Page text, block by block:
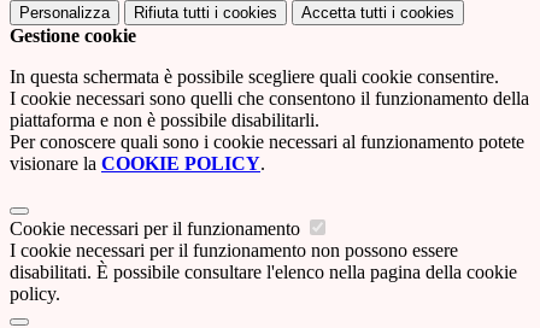
Personalizza Rifiuta tutti i cookies Accetta tutti i cookies
Gestione cookie
In questa schermata è possibile scegliere quali cookie consentire.
I cookie necessari sono quelli che consentono il funzionamento della
piattaforma e non è possibile disabilitarli.
Per conoscere quali sono i cookie necessari al funzionamento potete
visionare la COOKIE POLICY.
Cookie necessari per il funzionamento
I cookie necessari per il funzionamento non possono essere
disabilitati. È possibile consultare l'elenco nella pagina della cookie
policy.